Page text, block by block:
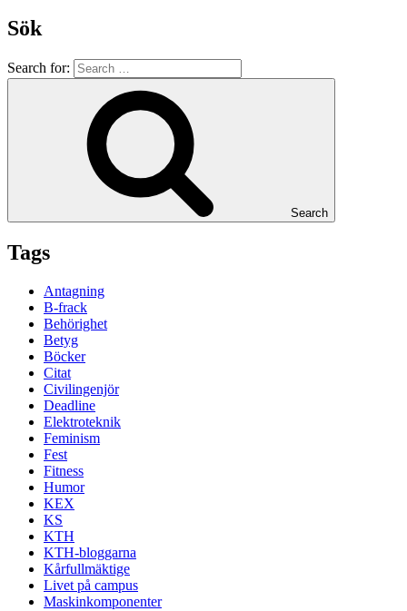
Sök
Search for:
Search
Tags
Antagning
B-frack
Behörighet
Betyg
Böcker
Citat
Civilingenjör
Deadline
Elektroteknik
Feminism
Fest
Fitness
Humor
KEX
KS
KTH
KTH-bloggarna
Kårfullmäktige
Livet på campus
Maskinkomponenter